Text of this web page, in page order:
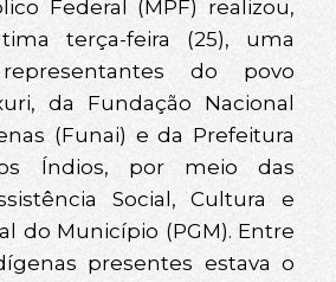
Federal (MPF) realizou,
terça-feira (25), uma
do povo
da Fundação Nacional
(Funai) e da Prefeitura
Índios, por meio das
Social, Cultura e
do Município (PGM). Entre
presentes estava o